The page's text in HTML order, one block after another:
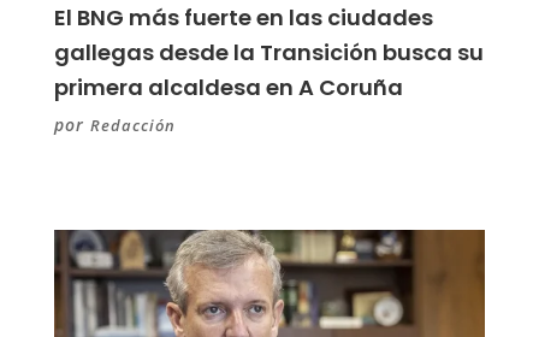
El BNG más fuerte en las ciudades
gallegas desde la Transición busca su
primera alcaldesa en A Coruña
por Redacción